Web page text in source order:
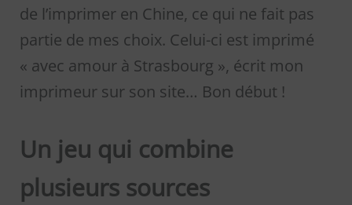
de l’imprimer en Chine, ce qui ne fait pas
partie de mes choix. Celui-ci est imprimé
« avec amour à Strasbourg », écrit mon
imprimeur sur son site… Bon début !
Un jeu qui combine
plusieurs sources